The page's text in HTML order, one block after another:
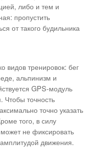
либо и тем и
пропустить
от такого будильника
видов тренировок: бег
альпинизм и
GPS-модуль
Чтобы точность
точно указать
того, в силу
может не фиксировать
движения.